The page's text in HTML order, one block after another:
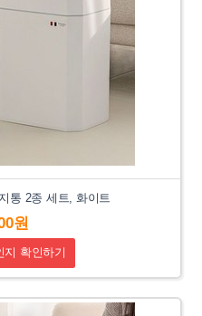
통 2종 세트, 화이트
원
확인하기